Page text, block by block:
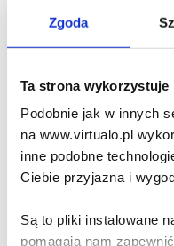
Zgoda
Ta strona
Podobnie jak w innych
na www.virtualo.pl
inne podobne
Ciebie przyjazna i
Są to pliki instalowane
pomagają nam
Dogsman Psiarz -
Ta książka to nie
która zaczyna się od
naprawdę nie kończy.